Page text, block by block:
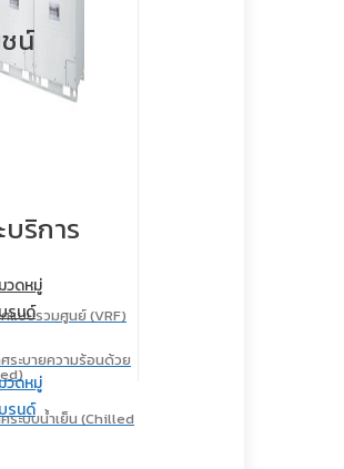
แบบรวมศูนย์ (VRF)
ระบายความร้อนด้วย
ระบบน้ำเย็น (Chilled
น์
ริการ
ดหมู่
รนด์
ดหมู่
รนด์